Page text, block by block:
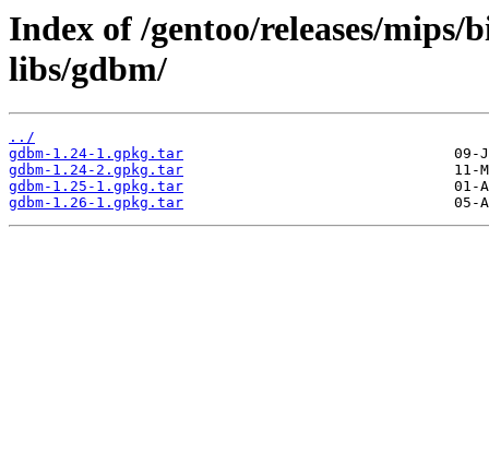
Index of /gentoo/releases/mips/
libs/gdbm/
../
gdbm-1.24-1.gpkg.tar
gdbm-1.24-2.gpkg.tar
gdbm-1.25-1.gpkg.tar
gdbm-1.26-1.gpkg.tar